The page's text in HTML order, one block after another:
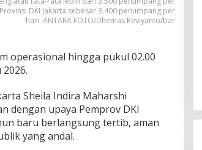
DKI Jakarta sebesar 3.400 penumpang per
hari. ANTARA FOTO/Dhemas Reviyanto/bar
operasional hingga pukul 02.00
Sheila Indira Maharshi
dengan upaya Pemprov DKI
baru berlangsung tertib, aman
yang andal.